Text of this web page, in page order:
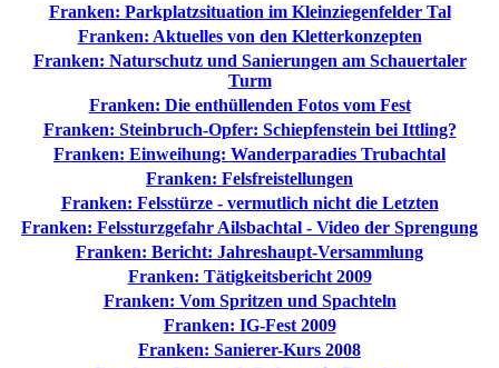
Franken: Parkplatzsituation im Kleinziegenfelder Tal
Franken: Aktuelles von den Kletterkonzepten
Franken: Naturschutz und Sanierungen am Schauertaler
Turm
Franken: Die enthüllenden Fotos vom Fest
Franken: Steinbruch-Opfer: Schiepfenstein bei Ittling?
Franken: Einweihung: Wanderparadies Trubachtal
Franken: Felsfreistellungen
Franken: Felsstürze - vermutlich nicht die Letzten
Franken: Felssturzgefahr Ailsbachtal - Video der Sprengung
Franken: Bericht: Jahreshaupt-Versammlung
Franken: Tätigkeitsbericht 2009
Franken: Vom Spritzen und Spachteln
Franken: IG-Fest 2009
Franken: Sanierer-Kurs 2008